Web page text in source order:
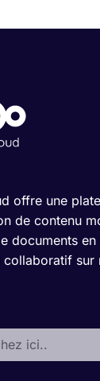
offre une
de contenu
documents
collaboratif sur